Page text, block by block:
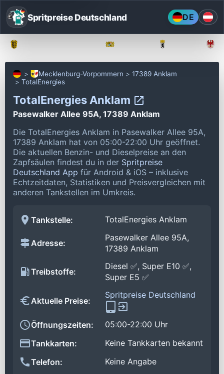
Spritpreise Deutschland DE
Mecklenburg-Vorpommern
17389 Anklam
TotalEnergies
TotalEnergies Anklam
Pasewalker Allee 95A, 17389 Anklam
Die TotalEnergies Anklam in Pasewalker Allee 95A,
17389 Anklam hat von 05:00-22:00 Uhr geöffnet.
Die aktuellen Benzin- und Dieselpreise an den
Zapfsäulen findest du in der Spritpreise
Deutschland App für Android & iOS – inklusive
Echtzeitdaten, Statistiken und Preisvergleichen mit
anderen Tankstellen im Umkreis.
Tankstelle: TotalEnergies Anklam
Adresse:
Pasewalker Allee 95A,
17389 Anklam
Treibstoffe:
Diesel ✅, Super E10 ✅,
Super E5 ✅
Aktuelle Preise:
Spritpreise Deutschland
Öffnungszeiten:
05:00-22:00 Uhr
Tankkarten:
Keine Tankkarten bekannt
Telefon:
Keine Angabe